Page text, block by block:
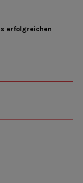
erfolgreichen